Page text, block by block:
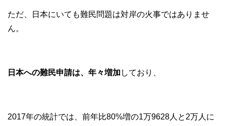
ただ、日本にいても難民問題は対岸の火事ではありませ
ん。
日本への難民申請は、年々増加 しており、
2017年の統計では、前年比80%増の1万9628人と2万人に